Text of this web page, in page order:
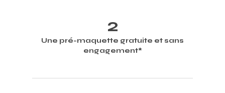
2
Une pré-maquette gratuite et sans
engagement*